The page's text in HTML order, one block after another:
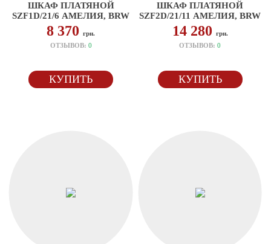
ШКАФ ПЛАТЯНОЙ
SZF1D/21/6 АМЕЛИЯ, BRW
8 370грн.
ОТЗЫВОВ: 0
КУПИТЬ
ШКАФ ПЛАТЯНОЙ
SZF2D/21/11 АМЕЛИЯ, BRW
14 280 грн.
ОТЗЫВОВ:0
КУПИТЬ